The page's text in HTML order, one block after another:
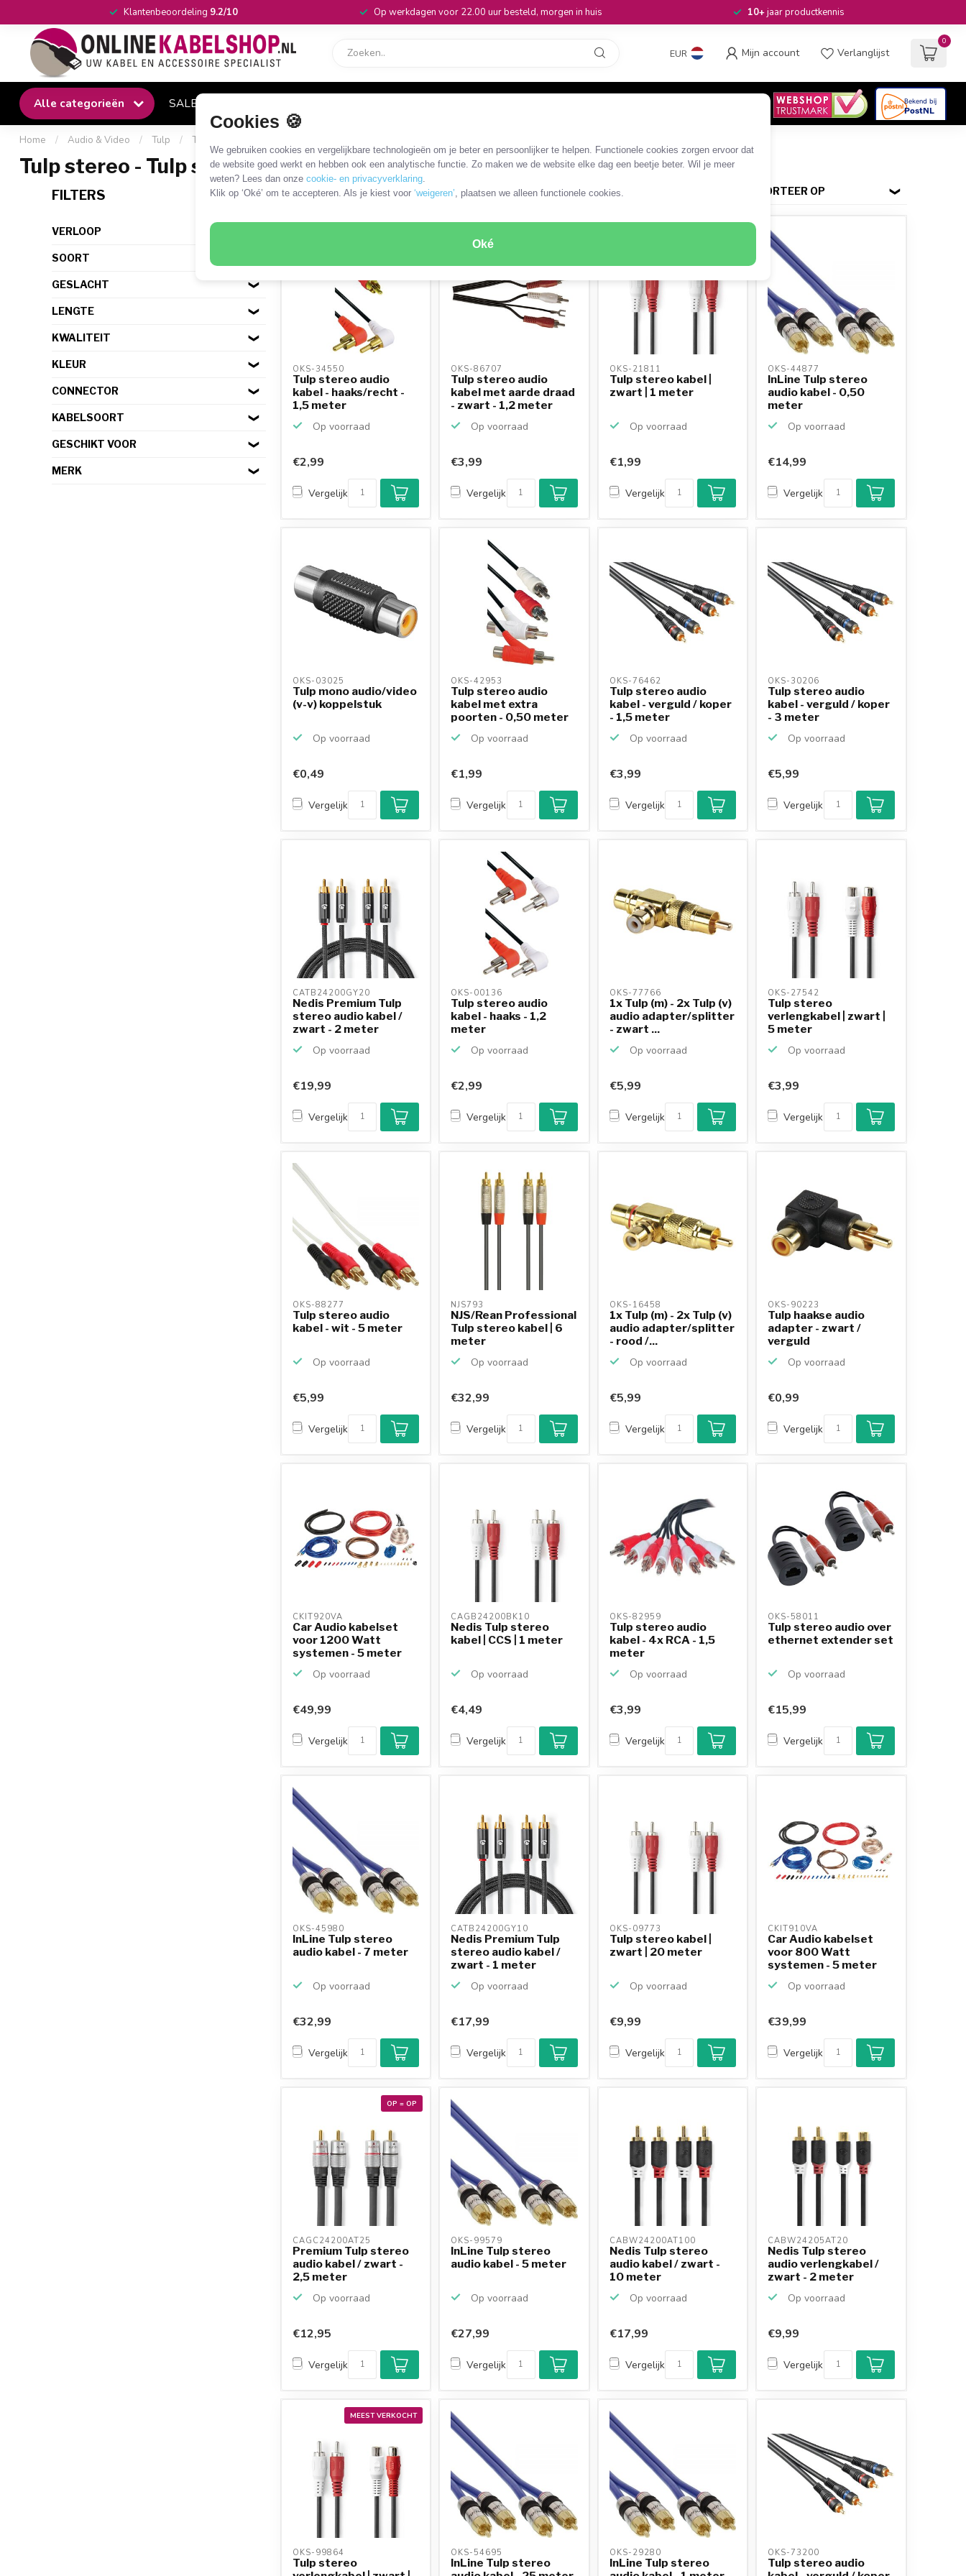
Cookies 🍪
We gebruiken cookies en vergelijkbare technologieën om je beter en persoonlijker te helpen. Functionele cookies zorgen ervoor dat
de website goed werkt en hebben ook een analytische functie. Zo maken we de website elke dag een beetje beter. Wil je meer
weten? Lees dan onze cookie- en privacyverklaring.
Klik op ‘Oké’ om te accepteren. Als je kiest voor ‘weigeren’, plaatsen we alleen functionele cookies.
Oké
Klantenbeoordeling 9.2/10 Op werkdagen voor 22.00 uur besteld, morgen in huis 10+jaar productkennis
EUR Mijn account Verlanglijst
0
Alle categorieën SALE
Home / Audio & Video / Tulp / Tulp - Tulp
Tulp stereo - Tulp stereo
FILTERS
VERLOOP
SOORT
GESLACHT
LENGTE
KWALITEIT
KLEUR
CONNECTOR
KABELSOORT
GESCHIKT VOOR
MERK
106 PRODUCTEN SORTEER OP
OKS-34550
Tulp stereo audio
kabel - haaks/recht -
1,5 meter
Op voorraad
€2,99
Vergelijk
OKS-86707
Tulp stereo audio
kabel met aarde draad
- zwart - 1,2 meter
Op voorraad
€3,99
Vergelijk
OKS-21811
Tulp stereo kabel |
zwart | 1 meter
Op voorraad
€1,99
Vergelijk
OKS-44877
InLine Tulp stereo
audio kabel - 0,50
meter
Op voorraad
€14,99
Vergelijk
OKS-03025
Tulp mono audio/video
(v-v) koppelstuk
Op voorraad
€0,49
Vergelijk
OKS-42953
Tulp stereo audio
kabel met extra
poorten - 0,50 meter
Op voorraad
€1,99
Vergelijk
OKS-76462
Tulp stereo audio
kabel - verguld / koper
- 1,5 meter
Op voorraad
€3,99
Vergelijk
OKS-30206
Tulp stereo audio
kabel - verguld / koper
- 3 meter
Op voorraad
€5,99
Vergelijk
CATB24200GY20
Nedis Premium Tulp
stereo audio kabel /
zwart - 2 meter
Op voorraad
€19,99
Vergelijk
OKS-00136
Tulp stereo audio
kabel - haaks - 1,2
meter
Op voorraad
€2,99
Vergelijk
OKS-77766
1x Tulp (m) - 2x Tulp (v)
audio adapter/splitter
- zwart ...
Op voorraad
€5,99
Vergelijk
OKS-27542
Tulp stereo
verlengkabel | zwart |
5 meter
Op voorraad
Klantenbeoordeling
9,2/10
Achteraf betalen
mogelijk
€3,99
Vergelijk
OKS-88277
Tulp stereo audio
kabel - wit - 5 meter
Op voorraad
€5,99
Vergelijk
NJS793
NJS/Rean Professional
Tulp stereo kabel | 6
meter
Op voorraad
€32,99
Vergelijk
OKS-16458
1x Tulp (m) - 2x Tulp (v)
audio adapter/splitter
- rood /...
Op voorraad
€5,99
Vergelijk
OKS-90223
Tulp haakse audio
adapter - zwart /
verguld
Op voorraad
€0,99
Vergelijk
CKIT920VA
Car Audio kabelset
voor 1200 Watt
systemen - 5 meter
Op voorraad
€49,99
Vergelijk
CAGB24200BK10
Nedis Tulp stereo
kabel | CCS | 1 meter
Op voorraad
€4,49
Vergelijk
OKS-82959
Tulp stereo audio
kabel - 4x RCA - 1,5
meter
Op voorraad
€3,99
Vergelijk
OKS-58011
Tulp stereo audio over
ethernet extender set
Op voorraad
€15,99
Vergelijk
OKS-45980
InLine Tulp stereo
audio kabel - 7 meter
Op voorraad
€32,99
Vergelijk
CATB24200GY10
Nedis Premium Tulp
stereo audio kabel /
zwart - 1 meter
Op voorraad
€17,99
Vergelijk
OKS-09773
Tulp stereo kabel |
zwart | 20 meter
Op voorraad
€9,99
Vergelijk
CKIT910VA
Car Audio kabelset
voor 800 Watt
systemen - 5 meter
Op voorraad
Klantenbeoordeling
9,2/10
Achteraf betalen
mogelijk
€39,99
Vergelijk
OP = OP
CAGC24200AT25
Premium Tulp stereo
audio kabel / zwart -
2,5 meter
Op voorraad
€12,95
Vergelijk
OKS-99579
InLine Tulp stereo
audio kabel - 5 meter
Op voorraad
€27,99
Vergelijk
CABW24200AT100
Nedis Tulp stereo
audio kabel / zwart -
10 meter
Op voorraad
€17,99
Vergelijk
CABW24205AT20
Nedis Tulp stereo
audio verlengkabel /
zwart - 2 meter
Op voorraad
€9,99
Vergelijk
MEEST VERKOCHT
OKS-99864
Tulp stereo
OKS-54695
InLine Tulp stereo
OKS-29280
InLine Tulp stereo
OKS-73200
Tulp stereo audio